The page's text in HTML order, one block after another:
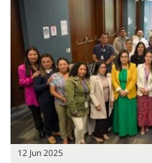
12 Jun 2025